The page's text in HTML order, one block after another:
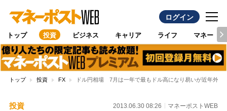
ログイン
トップ 投資 ビジネス キャリア ライフ マネー
トップ 投資 FX ドル円相場 7月は一年で最もドル高になり易いが近年外れ
投資 2013.06.30 08:26 マネーポストWEB